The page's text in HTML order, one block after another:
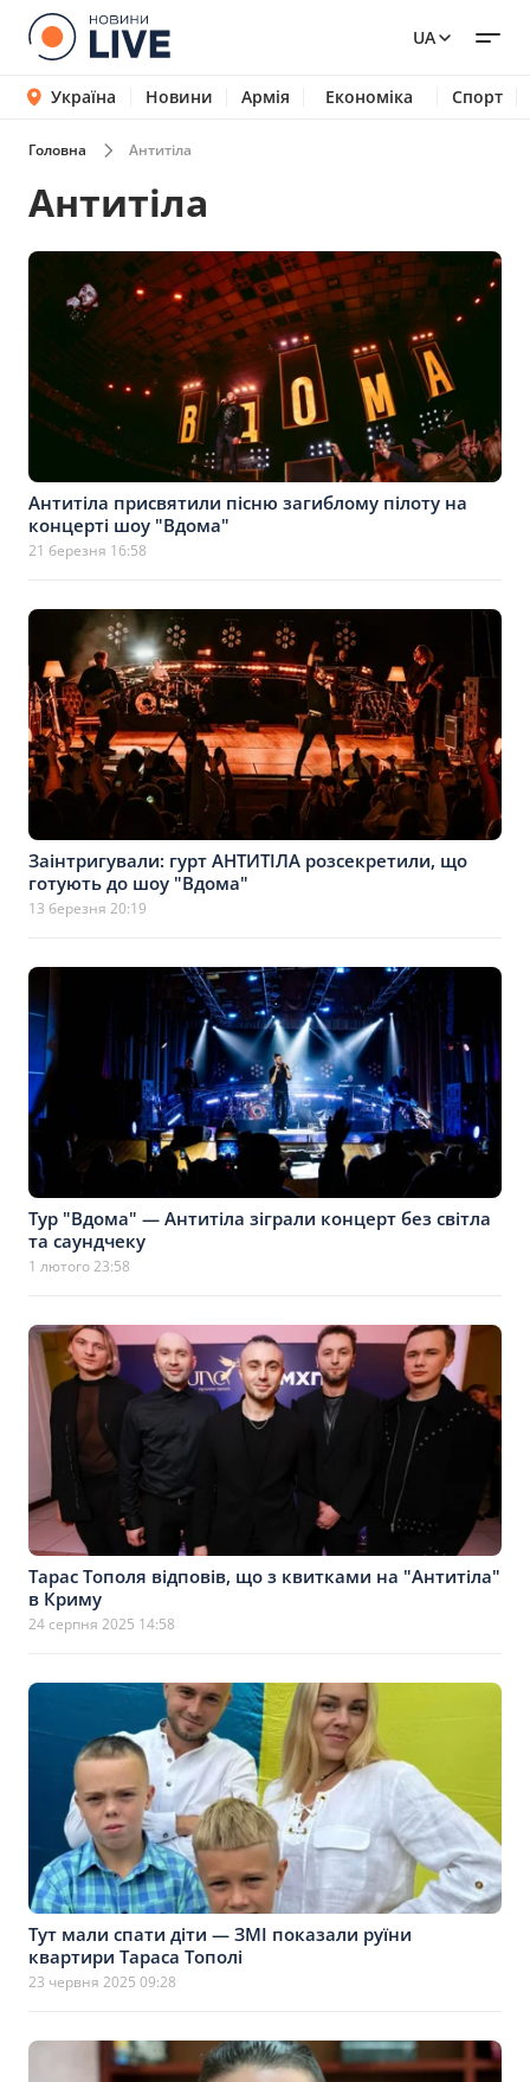
UA
Україна Новини Армія Економіка Спорт
Головна Антитіла
Антитіла
Антитіла присвятили пісню загиблому пілоту на
концерті шоу "Вдома"
21 березня 16:58
Заінтригували: гурт АНТИТІЛА розсекретили, що
готують до шоу "Вдома"
13 березня 20:19
Тур "Вдома" — Антитіла зіграли концерт без світла
та саундчеку
1 лютого 23:58
Тарас Тополя відповів, що з квитками на "Антитіла"
в Криму
24 серпня 2025 14:58
Тут мали спати діти — ЗМІ показали руїни
квартири Тараса Тополі
23 червня 2025 09:28